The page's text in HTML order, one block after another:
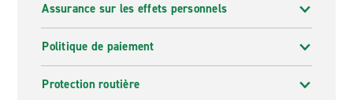
Assurance sur les effets personnels
Politique de paiement
Protection routière